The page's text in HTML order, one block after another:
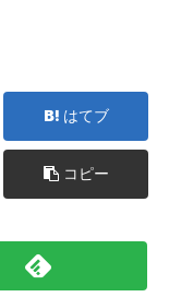
はてブ
コピー